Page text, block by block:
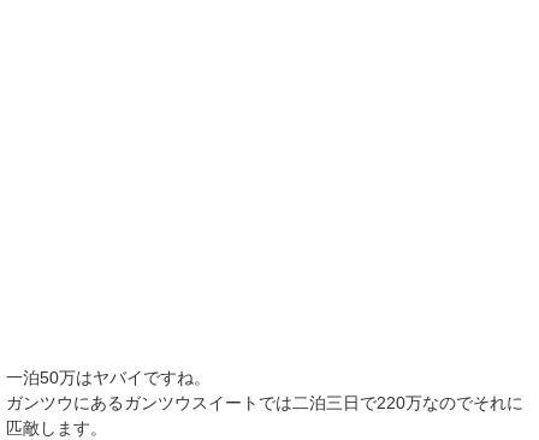
一泊50万はヤバイですね。
ガンツウにあるガンツウスイートでは二泊三日で220万なのでそれに
匹敵します。